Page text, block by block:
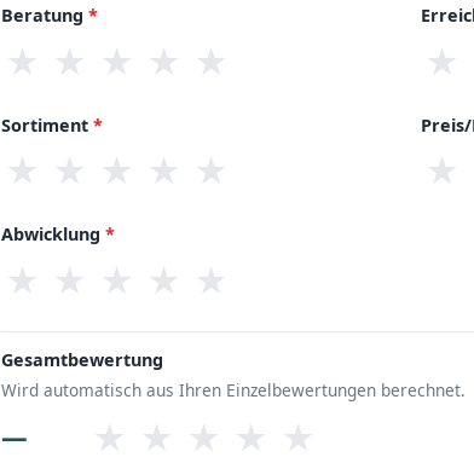
Beratung *
★ ★ ★ ★ ★ ★
Sortiment *
★ ★ ★ ★ ★ ★
Abwicklung *
★ ★ ★ ★ ★
Gesamtbewertung
Wird automatisch aus Ihren Einzelbewertungen berechnet.
— ★ ★ ★ ★ ★